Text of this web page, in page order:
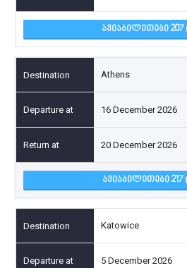
ᲐᲕᲘᲐᲑᲘᲚᲔᲗᲔᲑᲘ 207
Athens
16 December 2026
20 December 2026
ᲐᲕᲘᲐᲑᲘᲚᲔᲗᲔᲑᲘ 217
Katowice
5 December 2026